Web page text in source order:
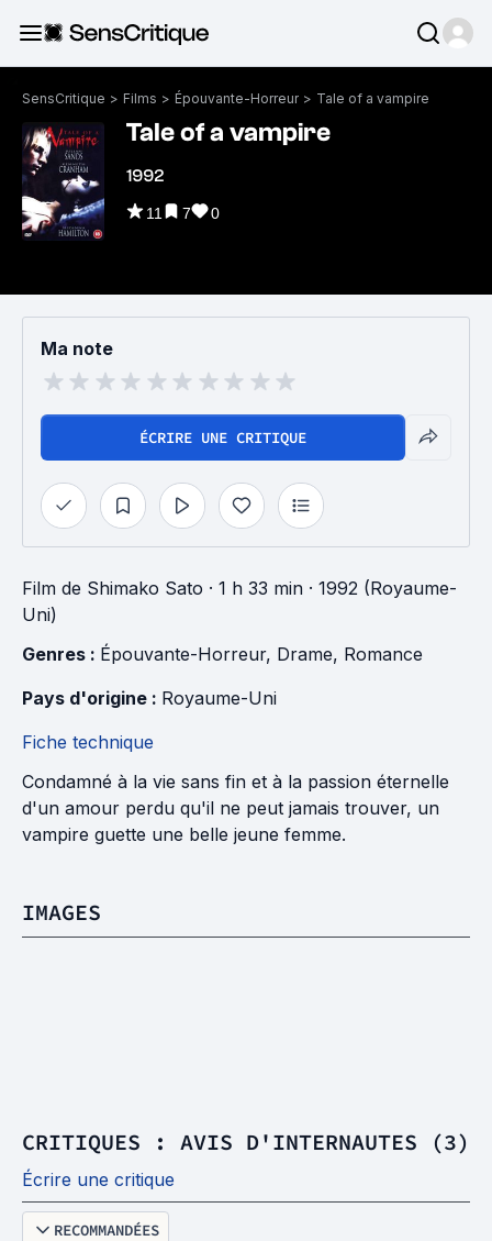
SensCritique > Films > Épouvante-Horreur > Tale of a vampire
Tale of a vampire
1992
11 7 0
Ma note
ÉCRIRE UNE CRITIQUE
Film de Shimako Sato · 1 h 33 min · 1992 (Royaume-
Uni)
Genres : Épouvante-Horreur, Drame, Romance
Pays d'origine : Royaume-Uni
Fiche technique
Condamné à la vie sans fin et à la passion éternelle
d'un amour perdu qu'il ne peut jamais trouver, un
vampire guette une belle jeune femme.
IMAGES
CRITIQUES : AVIS D'INTERNAUTES (3)
Écrire une critique
RECOMMANDÉES